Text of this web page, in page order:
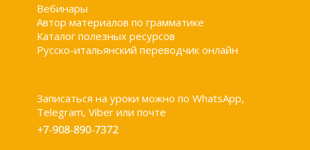
Вебинары
Автор материалов по грамматике
Каталог полезных ресурсов
Русско-итальянский переводчик онлайн
Записаться на уроки можно по WhatsApp,
Telegram, Viber или почте